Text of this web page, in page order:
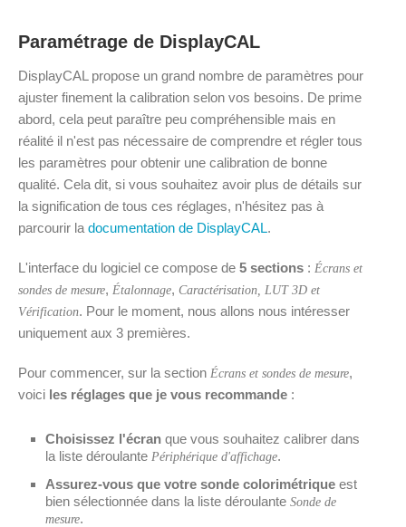
Paramétrage de DisplayCAL
DisplayCAL propose un grand nombre de paramètres pour
ajuster finement la calibration selon vos besoins. De prime
abord, cela peut paraître peu compréhensible mais en
réalité il n'est pas nécessaire de comprendre et régler tous
les paramètres pour obtenir une calibration de bonne
qualité. Cela dit, si vous souhaitez avoir plus de détails sur
la signification de tous ces réglages, n'hésitez pas à
parcourir la documentation de DisplayCAL.
L'interface du logiciel ce compose de 5 sections : Écrans et
sondes de mesure, Étalonnage, Caractérisation, LUT 3D et
Vérification. Pour le moment, nous allons nous intéresser
uniquement aux 3 premières.
Pour commencer, sur la section Écrans et sondes de mesure,
voici les réglages que je vous recommande :
Choisissez l'écran que vous souhaitez calibrer dans
la liste déroulante Périphérique d'affichage.
Assurez-vous que votre sonde colorimétrique est
bien sélectionnée dans la liste déroulante Sonde de
mesure.